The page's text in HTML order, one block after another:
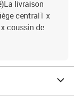
livraison
central1 x
coussin de